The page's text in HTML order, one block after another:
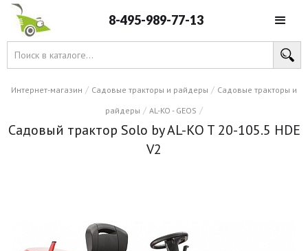
8-495-989-77-13
Интернет-магазин / Садовые тракторы и райдеры / Садовые тракторы и
райдеры / AL-KO - GEOS /
Садовый трактор Solo by AL-KO T 20-105.5 HDE
V2